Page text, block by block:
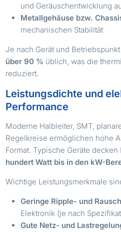
und Geräuschentwicklung
Metallgehäuse bzw.
mechanischen Stabilität
Je nach Gerät und
über 90 % üblich, was die
reduziert.
Leistungsdichte und
Performance
Moderne Halbleiter, SMT,
Regelkreise ermöglichen hohe
Format. Typische Geräte
hundert Watt bis in den kW-
Wichtige Leistungsmerkmale
Geringe Ripple- und
Elektronik (je nach
Gute Netz- und